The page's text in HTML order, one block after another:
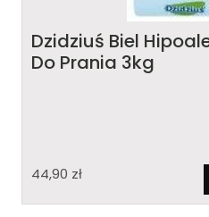
Dzidziuś Biel
Do Prania 3kg
44,90 zł